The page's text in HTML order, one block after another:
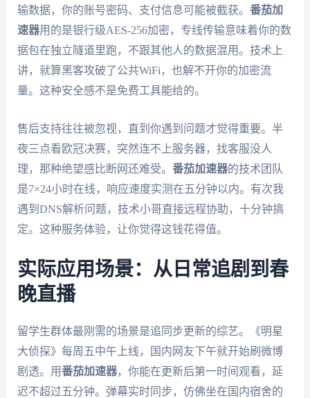
输数据，你的账号密码、支付信息可能被截获。 番茄加
速器用的是银行级AES-256加密，专线传输意味着你的数
据包在独立隧道里跑，不跟其他人的数据混用。技术上
讲，就算黑客攻破了公共WiFi，也解不开你的加密流
量。这种安全感不是免费工具能给的。
售后支持往往被忽视，直到你遇到问题才觉得重要。半
夜三点看欧冠决赛，突然连不上服务器，找客服没人
理，那种绝望感比断网还难受。 番茄加速器的技术团队
是7×24小时在线，响应速度实测在五分钟以内。有次我
遇到DNS解析问题，技术小哥直接远程协助，十分钟搞
定。这种服务体验，让你觉得这钱花得值。
实际应用场景：从日常追剧到春
晚直播
留学生群体最刚需的场景是追同步更新的综艺。《明星
大侦探》每周五中午上线，国内网友下午就开始刷微博
剧透。用番茄加速器，你能在更新后第一时间观看，延
迟不超过五分钟。弹幕实时同步，仿佛坐在国内宿舍的